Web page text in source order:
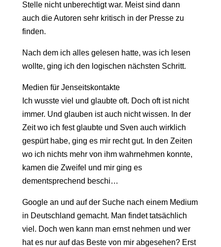
Stelle nicht unberechtigt war. Meist sind dann
auch die Autoren sehr kritisch in der Presse zu
finden.
Nach dem ich alles gelesen hatte, was ich lesen
wollte, ging ich den logischen nächsten Schritt.
Medien für Jenseitskontakte
Ich wusste viel und glaubte oft. Doch oft ist nicht
immer. Und glauben ist auch nicht wissen. In der
Zeit wo ich fest glaubte und Sven auch wirklich
gespürt habe, ging es mir recht gut. In den Zeiten
wo ich nichts mehr von ihm wahrnehmen konnte,
kamen die Zweifel und mir ging es
dementsprechend beschi…
Google an und auf der Suche nach einem Medium
in Deutschland gemacht. Man findet tatsächlich
viel. Doch wen kann man ernst nehmen und wer
hat es nur auf das Beste von mir abgesehen? Erst